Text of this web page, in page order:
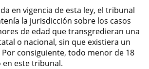
Eliminación de Antecedentes
Penales
Libertad condicional bajo
palabra
en vigencia de esta ley, el tribunal
la jurisdicción sobre los casos
de edad que transgredieran una
o nacional, sin que existiera un
consiguiente, todo menor de 18
en este tribunal.